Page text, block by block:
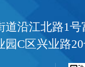
沿江北路1号
C区兴业路